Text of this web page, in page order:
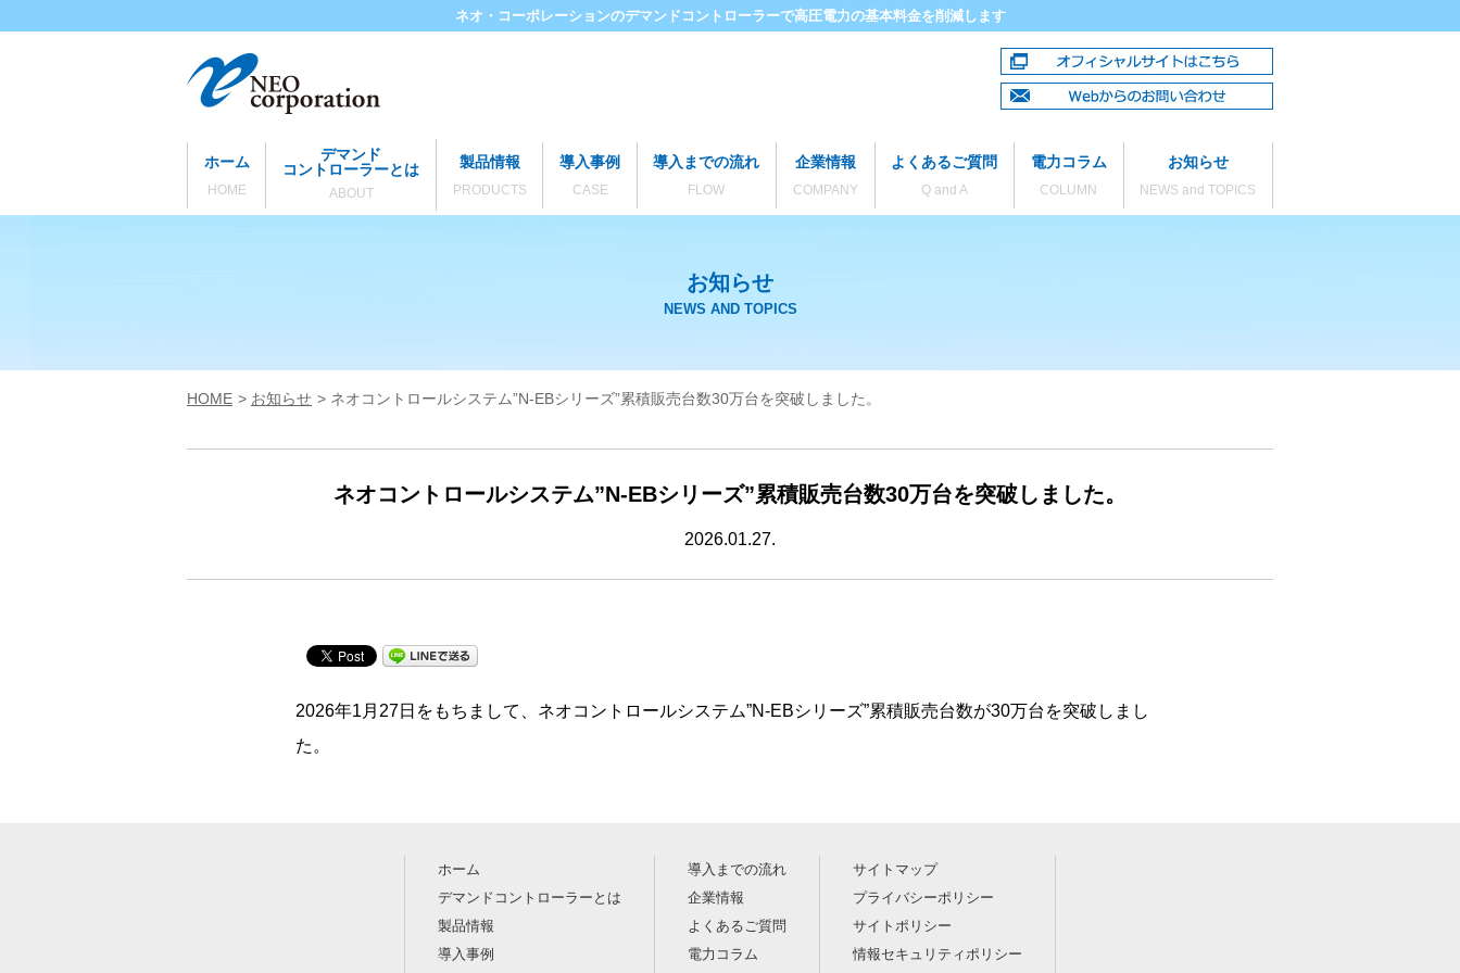
ネオ・コーポレーションのデマンドコントローラーで高圧電力の基本料金を削減します
ホーム
HOME
デマンド
コントローラーとは
ABOUT
製品情報
PRODUCTS
導入事例
CASE
導入までの流れ
FLOW
企業情報
COMPANY
よくあるご質問
Q and A
電力コラム
COLUMN
お知らせ
NEWS and TOPICS
お知らせ
NEWS AND TOPICS
HOME お知らせ ネオコントロールシステム”N-EBシリーズ”累積販売台数30万台を突破しました。
ネオコントロールシステム”N-EBシリーズ”累積販売台数30万台を突破しました。
2026.01.27.
2026年1月27日をもちまして、ネオコントロールシステム”N-EBシリーズ”累積販売台数が30万台を突破しまし
た。
ホーム
デマンドコントローラーとは
製品情報
導入事例
導入までの流れ
企業情報
よくあるご質問
電力コラム
サイトマップ
プライバシーポリシー
サイトポリシー
情報セキュリティポリシー